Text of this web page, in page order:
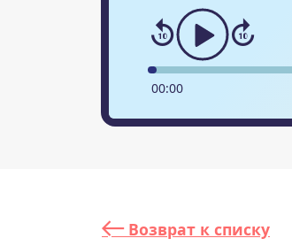
00:00
Возврат к списку